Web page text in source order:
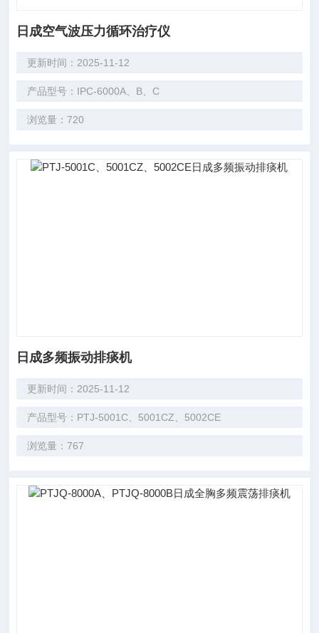
日成空气波压力循环治疗仪
更新时间：2025-11-12
产品型号：IPC-6000A、B、C
浏览量：720
日成多频振动排痰机
更新时间：2025-11-12
产品型号：PTJ-5001C、5001CZ、5002CE
浏览量：767